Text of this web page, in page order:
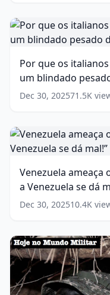
o
mundo
em
words)
Por
que
os
nunca
conseguiram
produzir
um
pesado
decente?
(11
Por que os
um blindado
Dec 30, 202571.5K
Venezuela
ameaça
o
–
“Quem
se
mete
a
Venezuela
se
dá
mal!” (14
Venezuela ameaça
a Venezuela se dá
Dec 30, 202510.4K